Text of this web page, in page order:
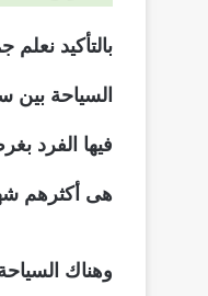
بالتأكيد
السياحة بين
فيها الفرد
هى أكثرهم
وهناك